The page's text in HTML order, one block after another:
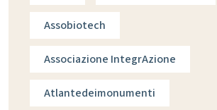
Assobiotech
Associazione IntegrAzione
Atlantedeimonumenti